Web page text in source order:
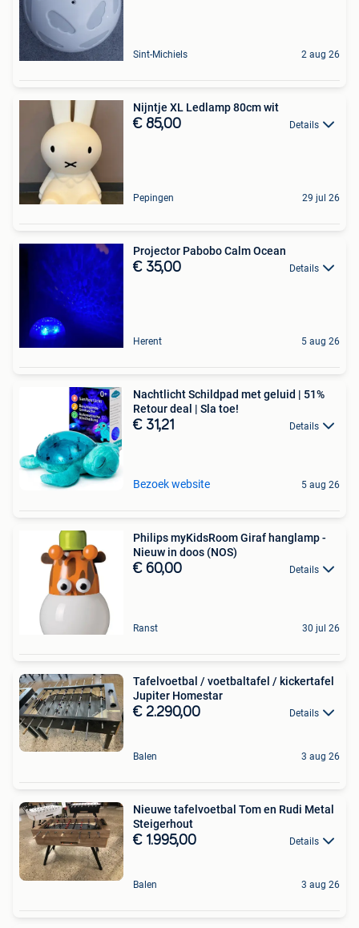
Sint-Michiels 2 aug 26
Nijntje XL Ledlamp 80cm wit
€ 85,00 Details
Pepingen 29 jul 26
Projector Pabobo Calm Ocean
€ 35,00 Details
Herent 5 aug 26
Nachtlicht Schildpad met geluid | 51%
Retour deal | Sla toe!
€ 31,21 Details
Bezoek website 5 aug 26
Philips myKidsRoom Giraf hanglamp -
Nieuw in doos (NOS)
€ 60,00 Details
Ranst 30 jul 26
Tafelvoetbal / voetbaltafel / kickertafel
Jupiter Homestar
€ 2.290,00 Details
Balen 3 aug 26
Nieuwe tafelvoetbal Tom en Rudi Metal
Steigerhout
€ 1.995,00 Details
Balen 3 aug 26